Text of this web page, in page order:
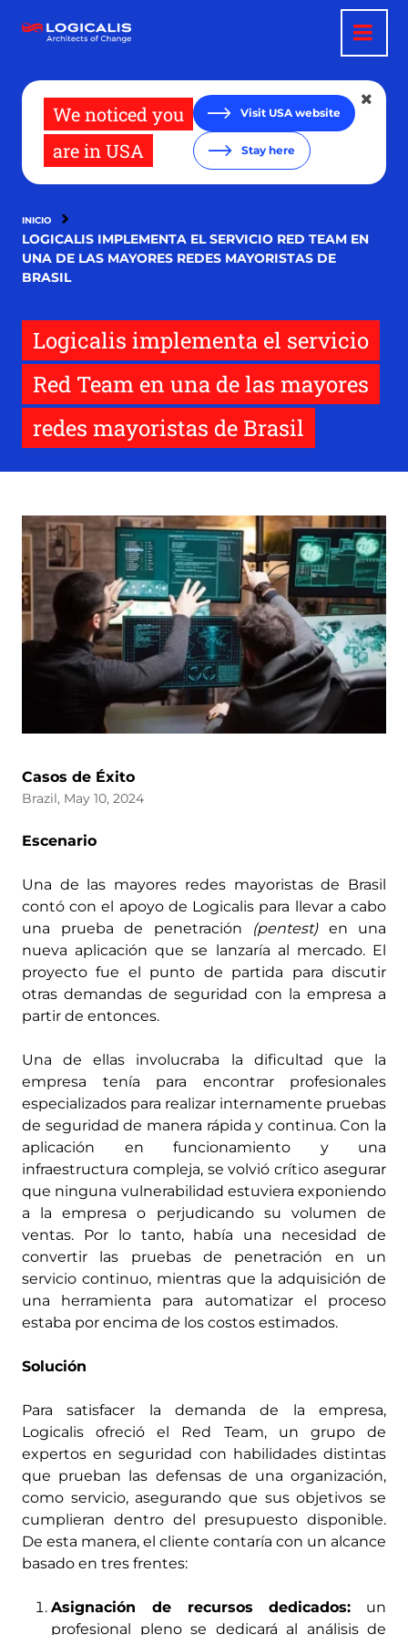
contenido
We noticed you
are in USA
Visit USA website
Stay here
INICIO
LOGICALIS IMPLEMENTA EL SERVICIO RED TEAM EN
UNA DE LAS MAYORES REDES MAYORISTAS DE
BRASIL
Logicalis implementa el servicio
Red Team en una de las mayores
redes mayoristas de Brasil
Casos de Éxito
Brazil, May 10, 2024
Escenario
Una de las mayores redes mayoristas de Brasil
contó con el apoyo de Logicalis para llevar a cabo
una prueba de penetración
(pentest)en una
nueva aplicación que se lanzaría al mercado. El
proyecto fue el punto de partida para discutir
otras demandas de seguridad con la empresa a
partir de entonces.
Una de ellas involucraba la dificultad que la
empresa tenía para encontrar profesionales
especializados para realizar internamente pruebas
de seguridad de manera rápida y continua. Con la
aplicación en funcionamiento y una
infraestructura compleja, se volvió crítico asegurar
que ninguna vulnerabilidad estuviera exponiendo
a la empresa o perjudicando su volumen de
ventas. Por lo tanto, había una necesidad de
convertir las pruebas de penetración en un
servicio continuo, mientras que la adquisición de
una herramienta para automatizar el proceso
estaba por encima de los costos estimados.
Solución
Para satisfacer la demanda de la empresa,
Logicalis ofreció el Red Team, un grupo de
expertos en seguridad con habilidades distintas
que prueban las defensas de una organización,
como servicio, asegurando que sus objetivos se
cumplieran dentro del presupuesto disponible.
De esta manera, el cliente contaría con un alcance
basado en tres frentes:
Asignación de recursos dedicados: un
profesional pleno se dedicará al análisis de